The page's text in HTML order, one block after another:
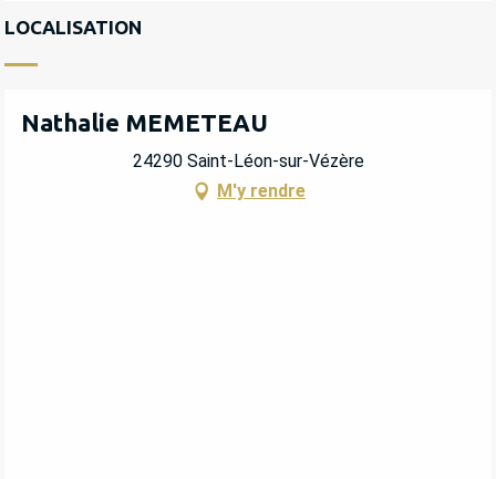
LOCALISATION
Nathalie MEMETEAU
24290 Saint-Léon-sur-Vézère
M'y rendre